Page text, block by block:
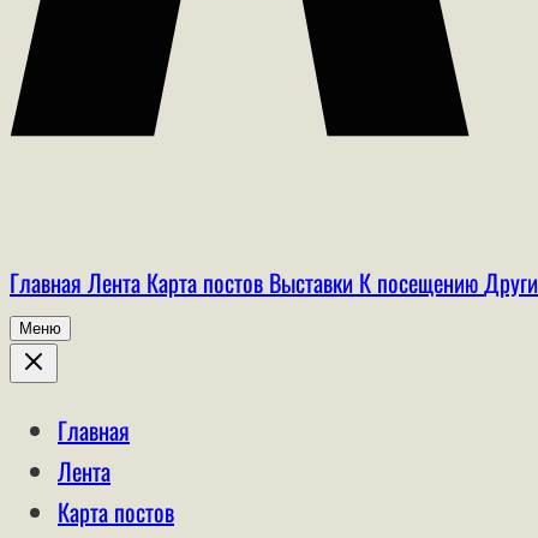
Главная Лента Карта постов Выставки К посещению
Меню
Главная
Лента
Карта постов